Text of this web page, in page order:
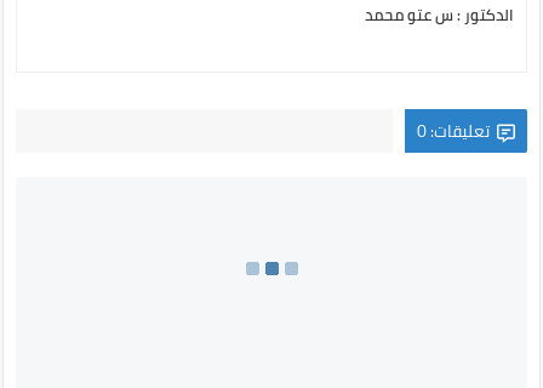
الدكتور : س عتو محمد
تعليقات: 0